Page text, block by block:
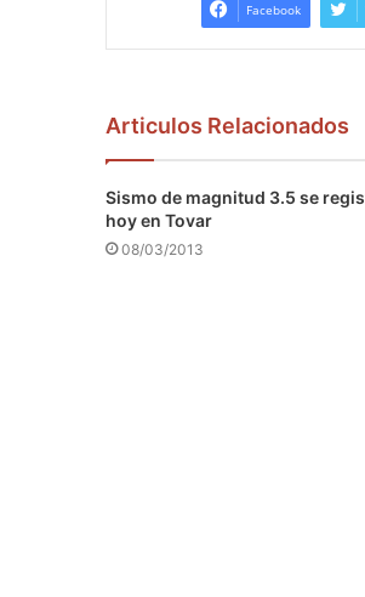
Facebook
Articulos Relacionados
Sismo de magnitud 3.5 se
hoy en Tovar
08/03/2013